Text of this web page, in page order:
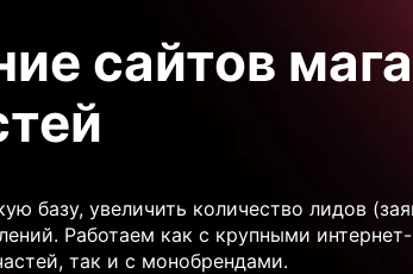
сайтов
базу, увеличить количество лидов
Работаем как с крупными
так и с монобрендами.